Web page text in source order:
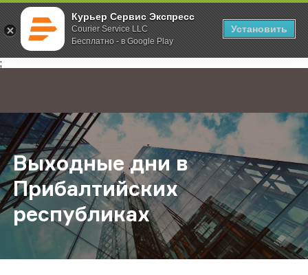
Курьер Сервис Экспресс
Courier Service LLC
Бесплатно - в Google Play
Установить
;
Главная О компании Новости Выходные дни в Прибалтийских
Выходные дни в
Прибалтийских
республиках